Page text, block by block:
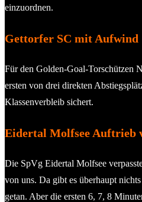
einzuordnen.
Gettorfer SC mit Aufwind
Für den Golden-Goal-Torschützen
ersten von drei direkten
Klassenverbleib sichert.
Eidertal Molfsee Auftrieb
Die SpVg Eidertal Molfsee
von uns. Da gibt es überhaupt
getan. Aber die ersten 6, 7, 8